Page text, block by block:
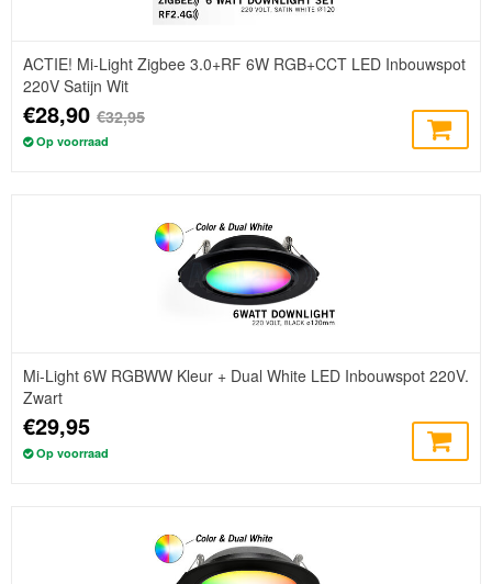
ACTIE! Mi-Light Zigbee 3.0+RF 6W RGB+CCT LED Inbouwspot
220V Satijn Wit
€28,90 €32,95
Op voorraad
Mi-Light 6W RGBWW Kleur + Dual White LED Inbouwspot 220V.
Zwart
€29,95
Op voorraad